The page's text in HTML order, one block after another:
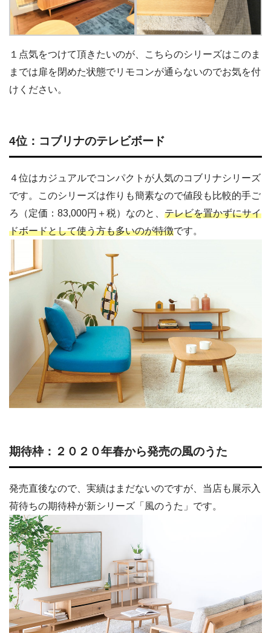
１点気をつけて頂きたいのが、こちらのシリーズはこのま
までは扉を閉めた状態でリモコンが通らないのでお気を付
けください。
4位：コブリナのテレビボード
４位はカジュアルでコンパクトが人気のコブリナシリーズ
です。このシリーズは作りも簡素なので値段も比較的手ご
ろ（定価：83,000円＋税）なのと、 テレビを置かずにサイ
ドボードとして使う方も多いのが特徴です。
期待枠：２０２０年春から発売の風のうた
発売直後なので、実績はまだないのですが、当店も展示入
荷待ちの期待枠が新シリーズ「風のうた」です。